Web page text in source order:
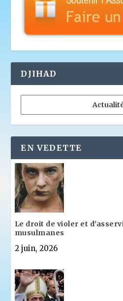
DJIHAD
EN VEDETTE
Le droit de violer et
musulmanes
2 juin, 2026